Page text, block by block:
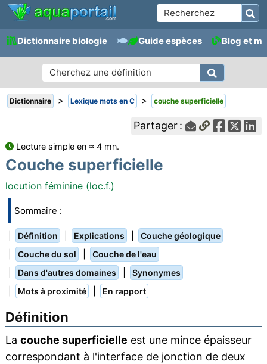
Dictionnaire biologie Guide espèces Blog et
Dictionnaire > Lexique mots en C > couche superficielle
Partager :
Lecture simple en ≈ 4 mn.
Couche superficielle
locution féminine (loc.f.)
Sommaire :
Définition Explications Couche géologique
Couche du sol Couche de l'eau
Dans d'autres domaines Synonymes
Mots à proximité En rapport
Définition
La couche superficielle est une mince épaisseur
correspondant à l'interface de jonction de deux